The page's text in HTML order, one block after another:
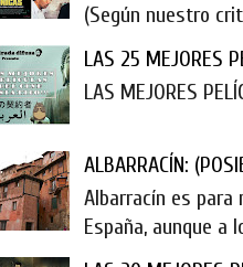
(Según nuestro
LAS 25 MEJORES
LAS MEJORES
ALBARRACÍN:
Albarracín es para
España, aunque a